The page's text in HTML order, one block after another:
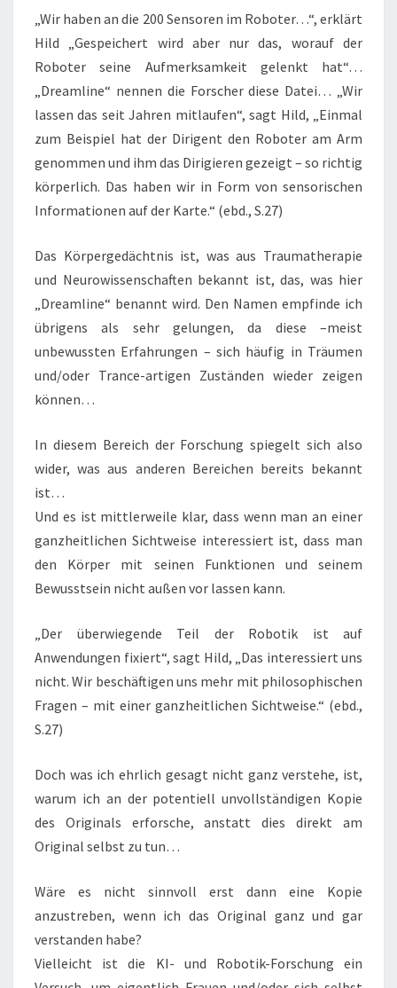
„Wir haben an die 200 Sensoren im Roboter…“, erklärt
Hild „Gespeichert wird aber nur das, worauf der
Roboter seine Aufmerksamkeit gelenkt hat“…
„Dreamline“ nennen die Forscher diese Datei… „Wir
lassen das seit Jahren mitlaufen“, sagt Hild, „Einmal
zum Beispiel hat der Dirigent den Roboter am Arm
genommen und ihm das Dirigieren gezeigt – so richtig
körperlich. Das haben wir in Form von sensorischen
Informationen auf der Karte.“ (ebd., S.27)
Das Körpergedächtnis ist, was aus Traumatherapie
und Neurowissenschaften bekannt ist, das, was hier
„Dreamline“ benannt wird. Den Namen empfinde ich
übrigens als sehr gelungen, da diese –meist
unbewussten Erfahrungen – sich häufig in Träumen
und/oder Trance-artigen Zuständen wieder zeigen
können…
In diesem Bereich der Forschung spiegelt sich also
wider, was aus anderen Bereichen bereits bekannt
ist…
Und es ist mittlerweile klar, dass wenn man an einer
ganzheitlichen Sichtweise interessiert ist, dass man
den Körper mit seinen Funktionen und seinem
Bewusstsein nicht außen vor lassen kann.
„Der überwiegende Teil der Robotik ist auf
Anwendungen fixiert“, sagt Hild, „Das interessiert uns
nicht. Wir beschäftigen uns mehr mit philosophischen
Fragen – mit einer ganzheitlichen Sichtweise.“ (ebd.,
S.27)
Doch was ich ehrlich gesagt nicht ganz verstehe, ist,
warum ich an der potentiell unvollständigen Kopie
des Originals erforsche, anstatt dies direkt am
Original selbst zu tun…
Wäre es nicht sinnvoll erst dann eine Kopie
anzustreben, wenn ich das Original ganz und gar
verstanden habe?
Vielleicht ist die KI- und Robotik-Forschung ein